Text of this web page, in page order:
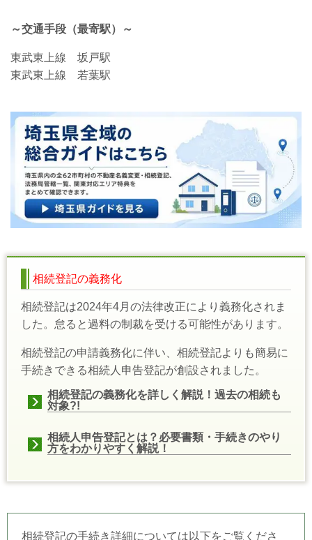
～交通手段（最寄駅）～
東武東上線 坂戸駅
東武東上線 若葉駅
相続登記の義務化
相続登記は2024年4月の法律改正により義務化されま
した。怠ると過料の制裁を受ける可能性があります。
相続登記の申請義務化に伴い、相続登記よりも簡易に
手続きできる相続人申告登記が創設されました。
相続登記の義務化を詳しく解説！過去の相続も
対象?!
相続人申告登記とは？必要書類・手続きのやり
方をわかりやすく解説！
相続登記の手続き詳細については以下をご覧くださ